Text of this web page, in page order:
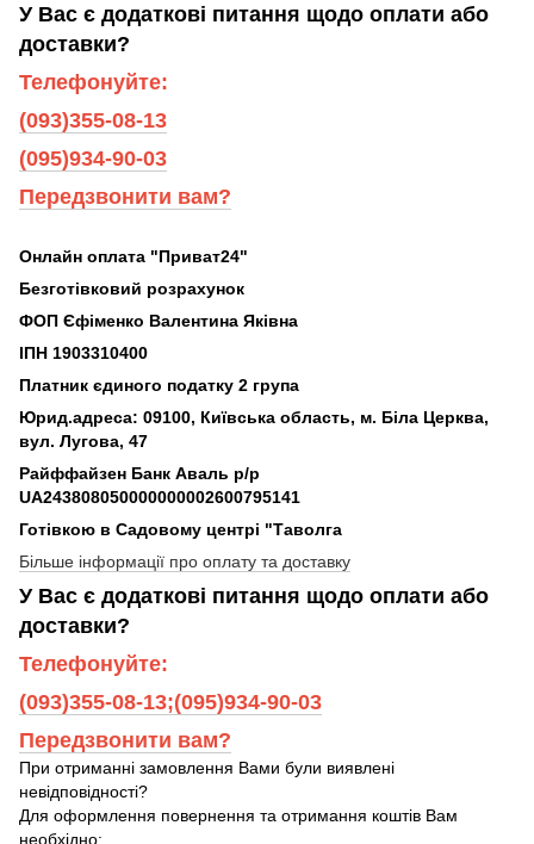
У Вас є додаткові питання щодо оплати або
доставки?
Телефонуйте:
(093)355-08-13
(095)934-90-03
Передзвонити вам?
Онлайн оплата "Приват24"
Безготівковий розрахунок
ФОП Єфіменко Валентина Яківна
ІПН 1903310400
Платник єдиного податку 2 група
Юрид.адреса: 09100, Київська область, м. Біла Церква,
вул. Лугова, 47
Райффайзен Банк Аваль р/р
UA243808050000000002600795141
Готівкою в Садовому центрі "Таволга
Більше інформації про оплату та доставку
У Вас є додаткові питання щодо оплати або
доставки?
Телефонуйте:
(093)355-08-13;(095)934-90-03
Передзвонити вам?
При отриманні замовлення Вами були виявлені
невідповідності?
Для оформлення повернення та отримання коштів Вам
необхідно: